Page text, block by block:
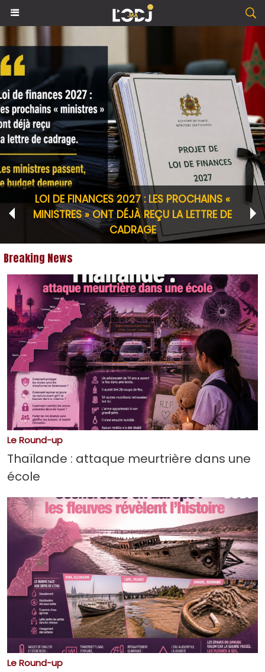
LAURENT SIMONS : DOCTEUR EN
QUANTIQUE À 15 ANS, ET
L’IMMORTALITÉ ?
Breaking News
Le Round-up
Thaïlande : attaque meurtrière dans une
école
Le Round-up